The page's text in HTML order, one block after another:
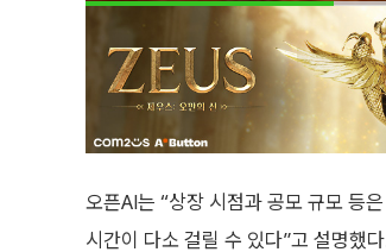
오픈AI는 “상장 시점과 공모 규모 등
시간이 다소 걸릴 수 있다”고 설명했